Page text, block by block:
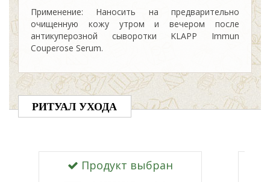
Применение: Наносить на предварительно
очищенную кожу утром и вечером после
антикуперозной сыворотки KLAPP Immun
Couperose Serum.
РИТУАЛ УХОДА
Продукт выбран